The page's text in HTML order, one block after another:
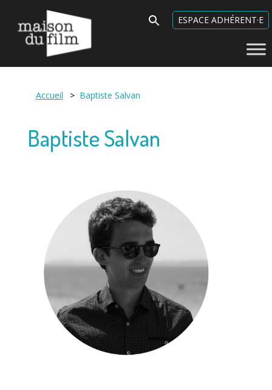
Maison du Film
Search
for:
ESPACE ADHÉRENT·E
Accueil > Baptiste Salvan
Baptiste Salvan